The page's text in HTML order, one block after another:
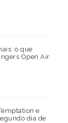
o que
Open Air
e
dia de